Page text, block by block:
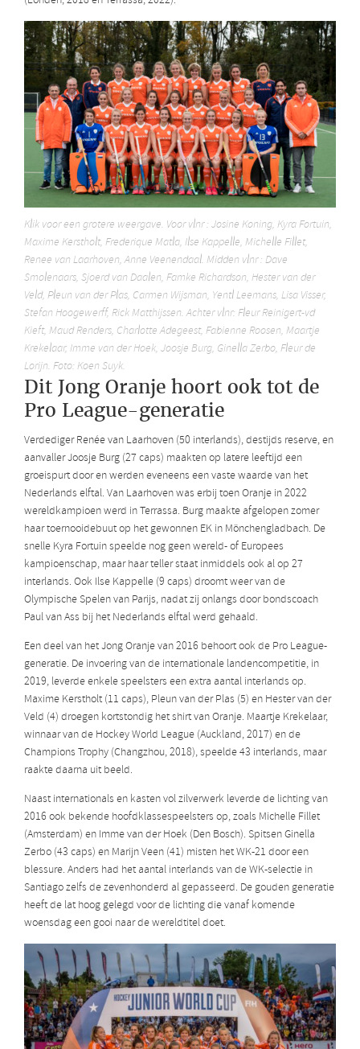
Klik voor een grotere weergave. Voor vlnr : Josine Koning, Kyra Fortuin,
Maxime Kerstholt, Frederique Matla, Ilse Kappelle, Michelle Fillet,
Renee van Laarhoven, Anne Veenendaal. Midden vlnr : Dave
Smolenaars, Sjoerd van Daalen, Famke Richardson, Hester van der
Veld, Pleun van der Plas, Carmen Wijsman, Yentl Leemans, Lisa Visser,
Stefan Hoogewerff, Rick Matthijssen. Achter vlnr: Fleur Reinigert-vd
Kieft, Maud Renders, Charlotte Adegeest, Fabienne Roosen, Maartje
Krekelaar, Imme van der Hoek, Joosje Burg, Ginella Zerbo, Fleur de
Lorijn. Foto: Koen Suyk.
Dit Jong Oranje hoort ook tot de
Pro League-generatie
Verdediger Renée van Laarhoven (50 interlands), destijds reserve, en
aanvaller Joosje Burg (27 caps) maakten op latere leeftijd een
groeispurt door en werden eveneens een vaste waarde van het
Nederlands elftal. Van Laarhoven was erbij toen Oranje in 2022
wereldkampioen werd in Terrassa. Burg maakte afgelopen zomer
haar toernooidebuut op het gewonnen EK in Mönchengladbach. De
snelle Kyra Fortuin speelde nog geen wereld- of Europees
kampioenschap, maar haar teller staat inmiddels ook al op 27
interlands. Ook Ilse Kappelle (9 caps) droomt weer van de
Olympische Spelen van Parijs, nadat zij onlangs door bondscoach
Paul van Ass bij het Nederlands elftal werd gehaald.
Een deel van het Jong Oranje van 2016 behoort ook de Pro League-
generatie. De invoering van de internationale landencompetitie, in
2019, leverde enkele speelsters een extra aantal interlands op.
Maxime Kerstholt (11 caps), Pleun van der Plas (5) en Hester van der
Veld (4) droegen kortstondig het shirt van Oranje. Maartje Krekelaar,
winnaar van de Hockey World League (Auckland, 2017) en de
Champions Trophy (Changzhou, 2018), speelde 43 interlands, maar
raakte daarna uit beeld.
Naast internationals en kasten vol zilverwerk leverde de lichting van
2016 ook bekende hoofdklassespeelsters op, zoals Michelle Fillet
(Amsterdam) en Imme van der Hoek (Den Bosch). Spitsen Ginella
Zerbo (43 caps) en Marijn Veen (41) misten het WK-21 door een
blessure. Anders had het aantal interlands van de WK-selectie in
Santiago zelfs de zevenhonderd al gepasseerd. De gouden generatie
heeft de lat hoog gelegd voor de lichting die vanaf komende
woensdag een gooi naar de wereldtitel doet.